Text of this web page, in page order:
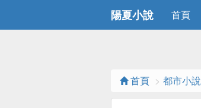
陽夏小說 首頁
首頁 都市小說